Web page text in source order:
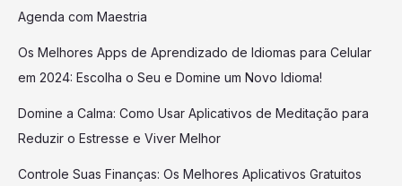
Agenda com Maestria
Os Melhores Apps de Aprendizado de Idiomas para Celular
em 2024: Escolha o Seu e Domine um Novo Idioma!
Domine a Calma: Como Usar Aplicativos de Meditação para
Reduzir o Estresse e Viver Melhor
Controle Suas Finanças: Os Melhores Aplicativos Gratuitos